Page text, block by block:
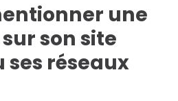
une
son site
réseaux